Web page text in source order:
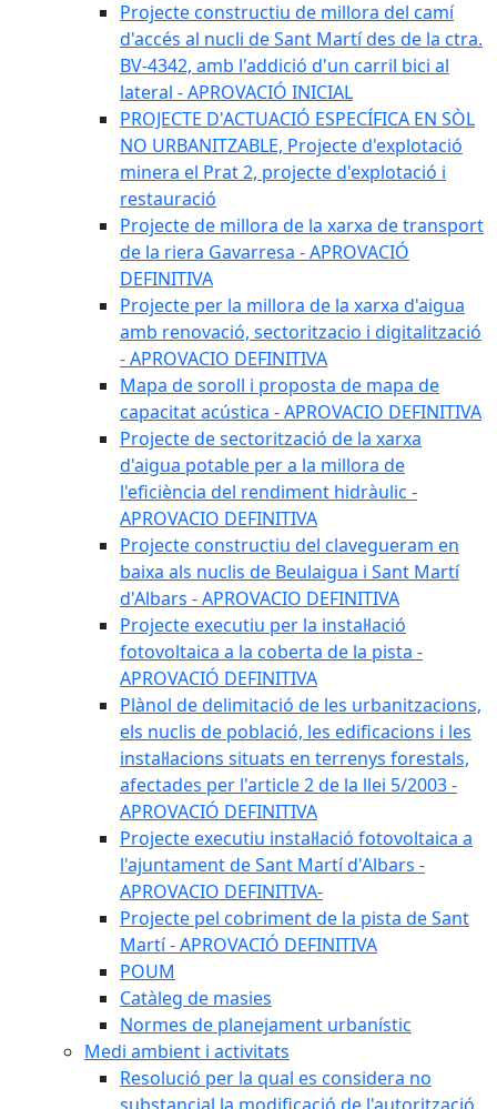
Projecte constructiu de millora del camí
d'accés al nucli de Sant Martí des de la ctra.
BV-4342, amb l'addició d'un carril bici al
lateral - APROVACIÓ INICIAL
PROJECTE D'ACTUACIÓ ESPECÍFICA EN SÒL
NO URBANITZABLE, Projecte d'explotació
minera el Prat 2, projecte d'explotació i
restauració
Projecte de millora de la xarxa de transport
de la riera Gavarresa - APROVACIÓ
DEFINITIVA
Projecte per la millora de la xarxa d'aigua
amb renovació, sectoritzacio i digitalització
- APROVACIO DEFINITIVA
Mapa de soroll i proposta de mapa de
capacitat acústica - APROVACIO DEFINITIVA
Projecte de sectorització de la xarxa
d'aigua potable per a la millora de
l'eficiència del rendiment hidràulic -
APROVACIO DEFINITIVA
Projecte constructiu del clavegueram en
baixa als nuclis de Beulaigua i Sant Martí
d'Albars - APROVACIO DEFINITIVA
Projecte executiu per la instal·lació
fotovoltaica a la coberta de la pista -
APROVACIÓ DEFINITIVA
Plànol de delimitació de les urbanitzacions,
els nuclis de població, les edificacions i les
instal·lacions situats en terrenys forestals,
afectades per l'article 2 de la llei 5/2003 -
APROVACIÓ DEFINITIVA
Projecte executiu instal·lació fotovoltaica a
l'ajuntament de Sant Martí d'Albars -
APROVACIO DEFINITIVA-
Projecte pel cobriment de la pista de Sant
Martí - APROVACIÓ DEFINITIVA
POUM
Catàleg de masies
Normes de planejament urbanístic
Medi ambient i activitats
Resolució per la qual es considera no